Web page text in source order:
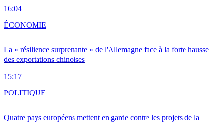
16:04
La « résilience surprenante » de l'Allemagne face à la forte hausse
des exportations chinoises
15:17
ÉCONOMIE
Quatre pays européens mettent en garde contre les projets de la
POLITIQUE